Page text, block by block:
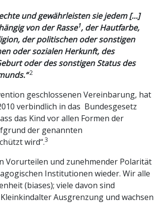
und gewährleisten sie jedem […]
von der Rasse1, der Hautfarbe,
der politischen oder sonstigen
oder sozialen Herkunft, des
oder des sonstigen Status des
2
geschlossenen Vereinbarung, hat
verbindlich in das Bundesgesetz
das Kind vor allen Formen der
der genannten
wird“.3
Vorurteilen und zunehmender Polarität
Institutionen wieder. Wir alle
(biases); viele davon sind
Ausgrenzung und wachsen